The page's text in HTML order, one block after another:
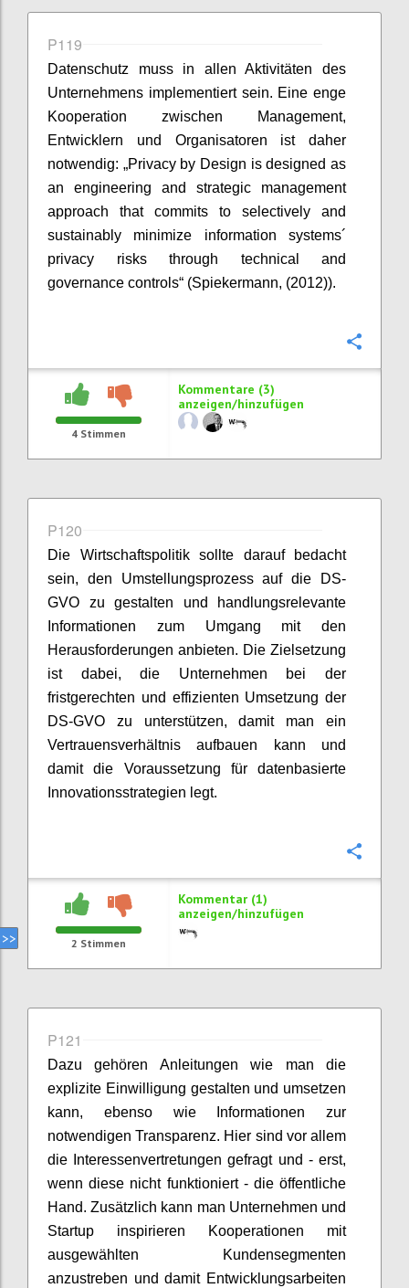
P119
Datenschutz muss in allen Aktivitäten des
Unternehmens implementiert sein. Eine enge
Kooperation zwischen Management,
Entwicklern und Organisatoren ist daher
notwendig: „Privacy by Design is designed as
an engineering and strategic management
approach that commits to selectively and
sustainably minimize information systems´
privacy risks through technical and
governance controls“ (Spiekermann, (2012)).
4 Stimmen
Kommentare (3)
anzeigen/hinzufügen
P120
Die Wirtschaftspolitik sollte darauf bedacht
sein, den Umstellungsprozess auf die DS-
GVO zu gestalten und handlungsrelevante
Informationen zum Umgang mit den
Herausforderungen anbieten. Die Zielsetzung
ist dabei, die Unternehmen bei der
fristgerechten und effizienten Umsetzung der
DS-GVO zu unterstützen, damit man ein
Vertrauensverhältnis aufbauen kann und
damit die Voraussetzung für datenbasierte
Innovationsstrategien legt.
2 Stimmen
Kommentar (1)
anzeigen/hinzufügen
P121
Dazu gehören Anleitungen wie man die
explizite Einwilligung gestalten und umsetzen
kann, ebenso wie Informationen zur
notwendigen Transparenz. Hier sind vor allem
die Interessenvertretungen gefragt und - erst,
wenn diese nicht funktioniert - die öffentliche
Hand. Zusätzlich kann man Unternehmen und
Startup inspirieren Kooperationen mit
ausgewählten Kundensegmenten
anzustreben und damit Entwicklungsarbeiten